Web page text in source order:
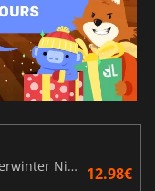
Dungeons & Dragons Neverwinter Nights 2 Enhanced Edition
12.98€